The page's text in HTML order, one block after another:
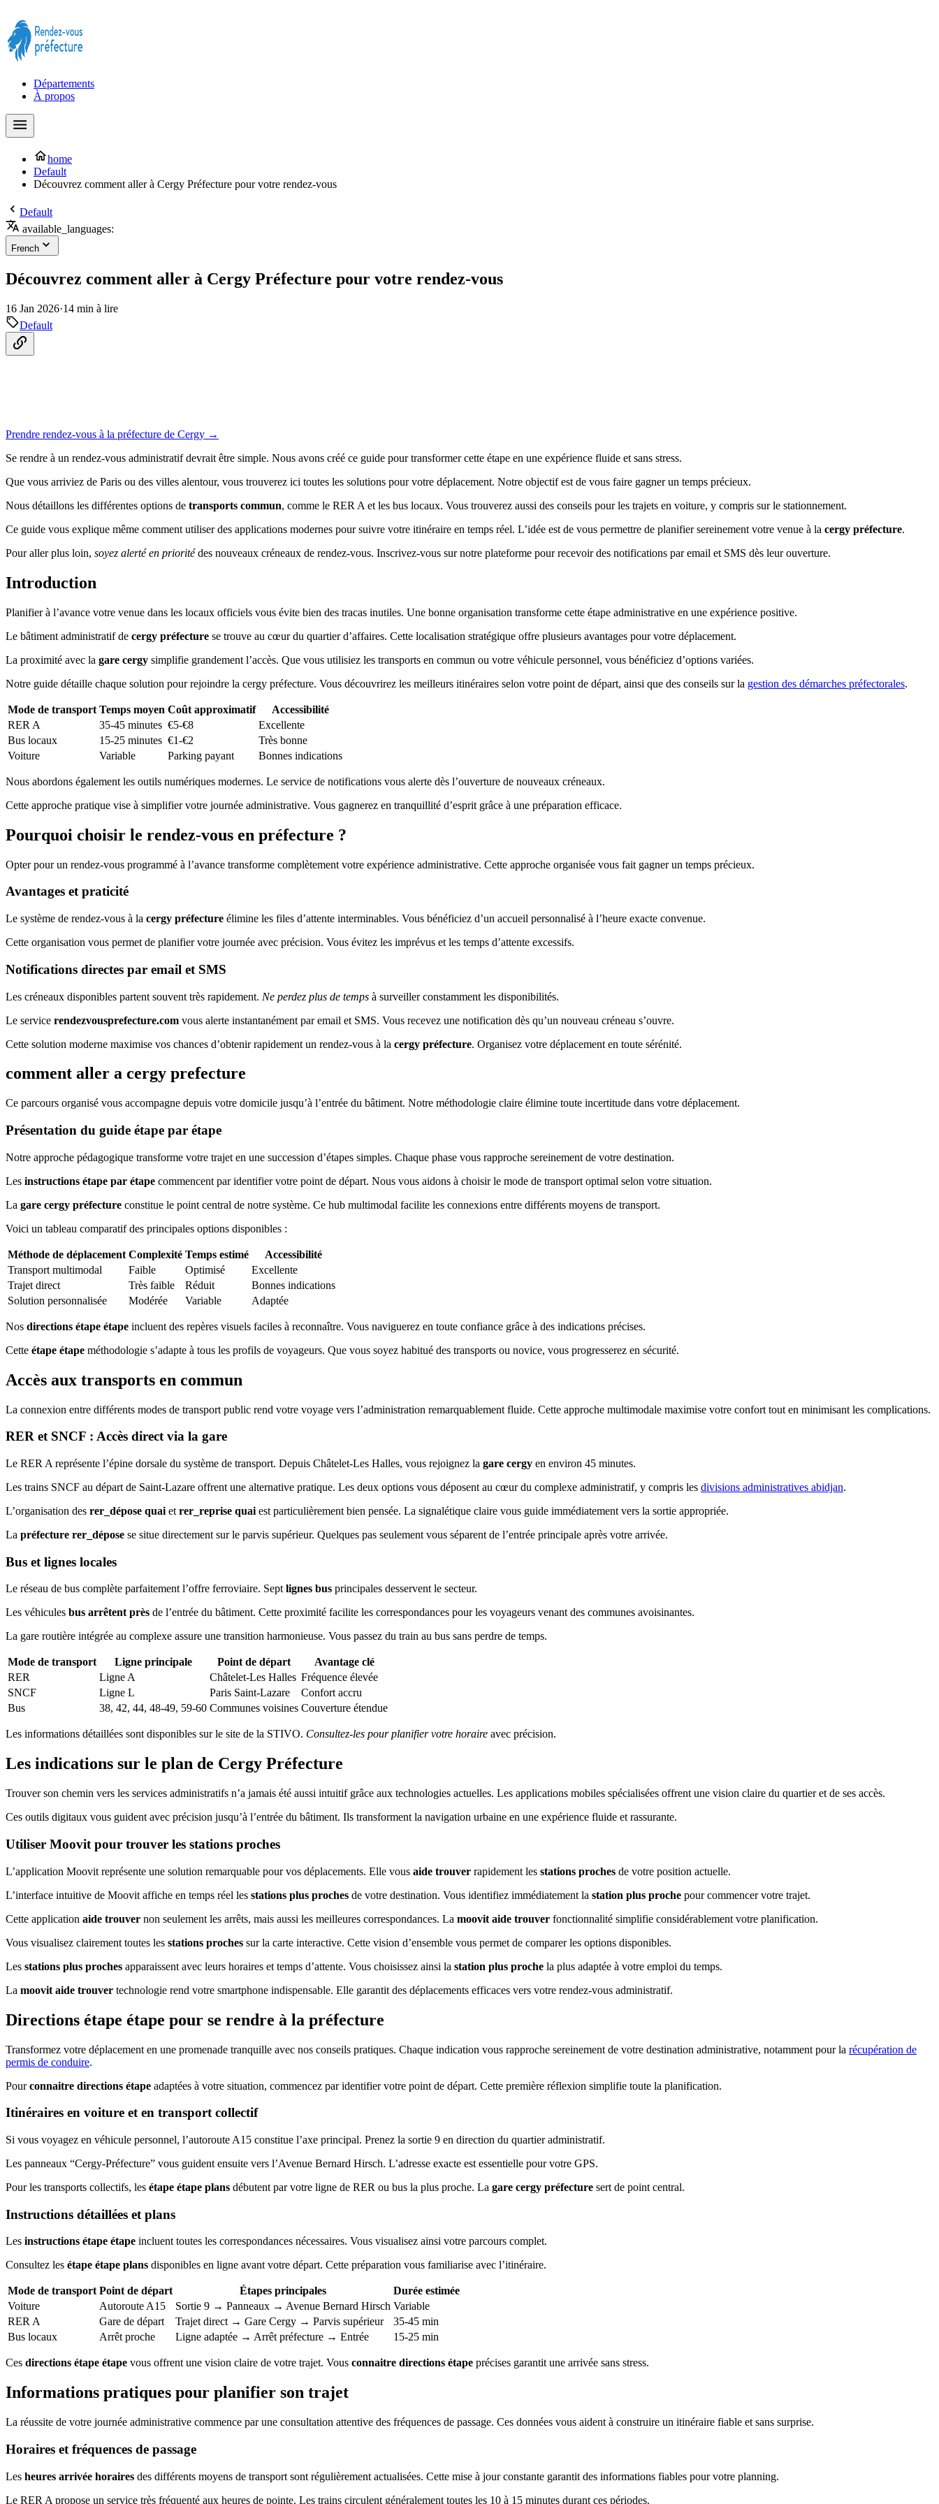
Départements
À propos
home
Default
Découvrez comment aller à Cergy Préfecture pour votre rendez-vous
Default
available_languages:
French
Découvrez comment aller à Cergy Préfecture pour votre rendez-vous
16 Jan 2026·14 min à lire
Default
Prendre rendez-vous à la préfecture de Cergy →
Se rendre à un rendez-vous administratif devrait être simple. Nous avons créé ce guide pour transformer cette étape en une expérience fluide et sans stress.
Que vous arriviez de Paris ou des villes alentour, vous trouverez ici toutes les solutions pour votre déplacement. Notre objectif est de vous faire gagner un temps précieux.
Nous détaillons les différentes options de transports commun, comme le RER A et les bus locaux. Vous trouverez aussi des conseils pour les trajets en voiture, y compris sur le stationnement.
Ce guide vous explique même comment utiliser des applications modernes pour suivre votre itinéraire en temps réel. L’idée est de vous permettre de planifier sereinement votre venue à la cergy préfecture.
Pour aller plus loin, soyez alerté en prioritédes nouveaux créneaux de rendez-vous. Inscrivez-vous sur notre plateforme pour recevoir des notifications par email et SMS dès leur ouverture.
Introduction
Planifier à l’avance votre venue dans les locaux officiels vous évite bien des tracas inutiles. Une bonne organisation transforme cette étape administrative en une expérience positive.
Le bâtiment administratif de cergy préfecture se trouve au cœur du quartier d’affaires. Cette localisation stratégique offre plusieurs avantages pour votre déplacement.
La proximité avec la gare cergy simplifie grandement l’accès. Que vous utilisiez les transports en commun ou votre véhicule personnel, vous bénéficiez d’options variées.
Notre guide détaille chaque solution pour rejoindre la cergy préfecture. Vous découvrirez les meilleurs itinéraires selon votre point de départ, ainsi que des conseils sur la gestion des démarches préfectorales.
Mode de transport Temps moyen Coût approximatif
Accessibilité
RER A
35-45 minutes €5-€8
Excellente
Bus locaux
15-25 minutes €1-€2
Très bonne
Voiture
Variable Parking payant Bonnes indications
Nous abordons également les outils numériques modernes. Le service de notifications vous alerte dès l’ouverture de nouveaux créneaux.
Cette approche pratique vise à simplifier votre journée administrative. Vous gagnerez en tranquillité d’esprit grâce à une préparation efficace.
Pourquoi choisir le rendez-vous en préfecture ?
Opter pour un rendez-vous programmé à l’avance transforme complètement votre expérience administrative. Cette approche organisée vous fait gagner un temps précieux.
Avantages et praticité
Le système de rendez-vous à la cergy préfecture élimine les files d’attente interminables. Vous bénéficiez d’un accueil personnalisé à l’heure exacte convenue.
Cette organisation vous permet de planifier votre journée avec précision. Vous évitez les imprévus et les temps d’attente excessifs.
Notifications directes par email et SMS
Les créneaux disponibles partent souvent très rapidement. Ne perdez plus de temps à surveiller constamment les disponibilités.
Le service rendezvousprefecture.com vous alerte instantanément par email et SMS. Vous recevez une notification dès qu’un nouveau créneau s’ouvre.
Cette solution moderne maximise vos chances d’obtenir rapidement un rendez-vous à la cergy préfecture. Organisez votre déplacement en toute sérénité.
comment aller a cergy prefecture
Ce parcours organisé vous accompagne depuis votre domicile jusqu’à l’entrée du bâtiment. Notre méthodologie claire élimine toute incertitude dans votre déplacement.
Présentation du guide étape par étape
Notre approche pédagogique transforme votre trajet en une succession d’étapes simples. Chaque phase vous rapproche sereinement de votre destination.
Les instructions étape par étape commencent par identifier votre point de départ. Nous vous aidons à choisir le mode de transport optimal selon votre situation.
La gare cergy préfecture constitue le point central de notre système. Ce hub multimodal facilite les connexions entre différents moyens de transport.
Voici un tableau comparatif des principales options disponibles :
Méthode de déplacement Complexité Temps estimé
Accessibilité
Transport multimodal
Faible Optimisé
Excellente
Trajet direct
Très faible Réduit
Bonnes indications
Solution personnalisée
Modérée Variable Adaptée
Nos directions étape étape incluent des repères visuels faciles à reconnaître. Vous naviguerez en toute confiance grâce à des indications précises.
Cette étape étape méthodologie s’adapte à tous les profils de voyageurs. Que vous soyez habitué des transports ou novice, vous progresserez en sécurité.
Accès aux transports en commun
La connexion entre différents modes de transport public rend votre voyage vers l’administration remarquablement fluide. Cette approche multimodale maximise votre confort tout en minimisant les complications.
RER et SNCF : Accès direct via la gare
Le RER A représente l’épine dorsale du système de transport. Depuis Châtelet-Les Halles, vous rejoignez la gare cergy en environ 45 minutes.
Les trains SNCF au départ de Saint-Lazare offrent une alternative pratique. Les deux options vous déposent au cœur du complexe administratif, y compris les divisions administratives abidjan.
L’organisation des rer_dépose quai et rer_reprise quai est particulièrement bien pensée. La signalétique claire vous guide immédiatement vers la sortie appropriée.
La préfecture rer_dépose se situe directement sur le parvis supérieur. Quelques pas seulement vous séparent de l’entrée principale après votre arrivée.
Bus et lignes locales
Le réseau de bus complète parfaitement l’offre ferroviaire. Septlignes bus principales desservent le secteur.
Les véhicules bus arrêtent près de l’entrée du bâtiment. Cette proximité facilite les correspondances pour les voyageurs venant des communes avoisinantes.
La gare routière intégrée au complexe assure une transition harmonieuse. Vous passez du train au bus sans perdre de temps.
Mode de transport Ligne principale Point de départ
Avantage clé
RER
Ligne A Châtelet-Les Halles Fréquence élevée
SNCF
Ligne L Paris Saint-Lazare
Confort accru
Bus
38, 42, 44, 48-49, 59-60 Communes voisines Couverture étendue
Les informations détaillées sont disponibles sur le site de la STIVO. Consultez-les pour planifier votre horaire avec précision.
Les indications sur le plan de Cergy Préfecture
Trouver son chemin vers les services administratifs n’a jamais été aussi intuitif grâce aux technologies actuelles. Les applications mobiles spécialisées offrent une vision claire du quartier et de ses accès.
Ces outils digitaux vous guident avec précision jusqu’à l’entrée du bâtiment. Ils transforment la navigation urbaine en une expérience fluide et rassurante.
Utiliser Moovit pour trouver les stations proches
L’application Moovit représente une solution remarquable pour vos déplacements. Elle vous aide trouver rapidement les stations proches de votre position actuelle.
L’interface intuitive de Moovit affiche en temps réel les stations plus proches de votre destination. Vous identifiez immédiatement la station plus proche pour commencer votre trajet.
Cette application aide trouver non seulement les arrêts, mais aussi les meilleures correspondances. La moovit aide trouver fonctionnalité simplifie considérablement votre planification.
Vous visualisez clairement toutes les stations proches sur la carte interactive. Cette vision d’ensemble vous permet de comparer les options disponibles.
Les stations plus proches apparaissent avec leurs horaires et temps d’attente. Vous choisissez ainsi la station plus proche la plus adaptée à votre emploi du temps.
La moovit aide trouver technologie rend votre smartphone indispensable. Elle garantit des déplacements efficaces vers votre rendez-vous administratif.
Directions étape étape pour se rendre à la préfecture
Transformez votre déplacement en une promenade tranquille avec nos conseils pratiques. Chaque indication vous rapproche sereinement de votre destination administrative, notamment pour la récupération de
permis de conduire.
Pourconnaitre directions étape adaptées à votre situation, commencez par identifier votre point de départ. Cette première réflexion simplifie toute la planification.
Itinéraires en voiture et en transport collectif
Si vous voyagez en véhicule personnel, l’autoroute A15 constitue l’axe principal. Prenez la sortie 9 en direction du quartier administratif.
Les panneaux “Cergy-Préfecture” vous guident ensuite vers l’Avenue Bernard Hirsch. L’adresse exacte est essentielle pour votre GPS.
Pour les transports collectifs, les étape étape plans débutent par votre ligne de RER ou bus la plus proche. La gare cergy préfecture sert de point central.
Instructions détaillées et plans
Les instructions étape étape incluent toutes les correspondances nécessaires. Vous visualisez ainsi votre parcours complet.
Consultez les étape étape plans disponibles en ligne avant votre départ. Cette préparation vous familiarise avec l’itinéraire.
Mode de transport Point de départ Étapes principales
Durée estimée
Voiture
Autoroute A15 Sortie 9 → Panneaux → Avenue Bernard Hirsch Variable
RER A
Gare de départ Trajet direct → Gare Cergy → Parvis supérieur
35-45 min
Bus locaux
Arrêt proche Ligne adaptée → Arrêt préfecture → Entrée 15-25 min
Ces directions étape étape vous offrent une vision claire de votre trajet. Vous connaitre directions étape précises garantit une arrivée sans stress.
Informations pratiques pour planifier son trajet
La réussite de votre journée administrative commence par une consultation attentive des fréquences de passage. Ces données vous aident à construire un itinéraire fiable et sans surprise.
Horaires et fréquences de passage
Les heures arrivée horaires des différents moyens de transport sont régulièrement actualisées. Cette mise à jour constante garantit des informations fiables pour votre planning.
Le RER A propose un service très fréquenté aux heures de pointe. Les trains circulent généralement toutes les 10 à 15 minutes durant ces périodes.